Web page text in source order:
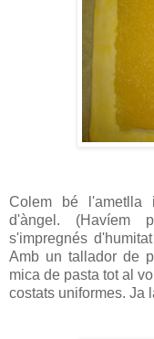
Colem bé l'ametlla
d'àngel. (Havíem
s'impregnés
Amb un tallador de
mica de pasta tot al
costats uniformes. Ja